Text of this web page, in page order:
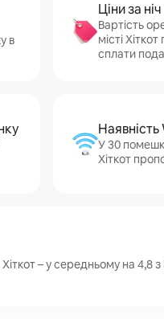
в
Ціни за ніч
Вартість
місті
сплати
Наявність
У 30
Хіткот
– у середньому на 4,8 з